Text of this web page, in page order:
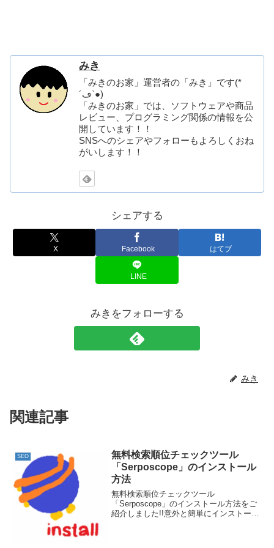
みき
「みきのお家」運営者の「みき」です(*
´ڡ`●)
「みきのお家」では、ソフトウェアや商品
レビュー、プログラミング関係の情報を公
開しています！！
SNSへのシェアやフォローもよろしくおね
がいします！！
シェアする
X Facebook はてブ
LINE
みきをフォローする
みき
関連記事
SEO
無料検索順位チェックツール
「Serposcope」のインストール
方法
無料検索順位チェックツール
「Serposcope」のインストール方法をご
紹介しました!!意外と簡単にインストール